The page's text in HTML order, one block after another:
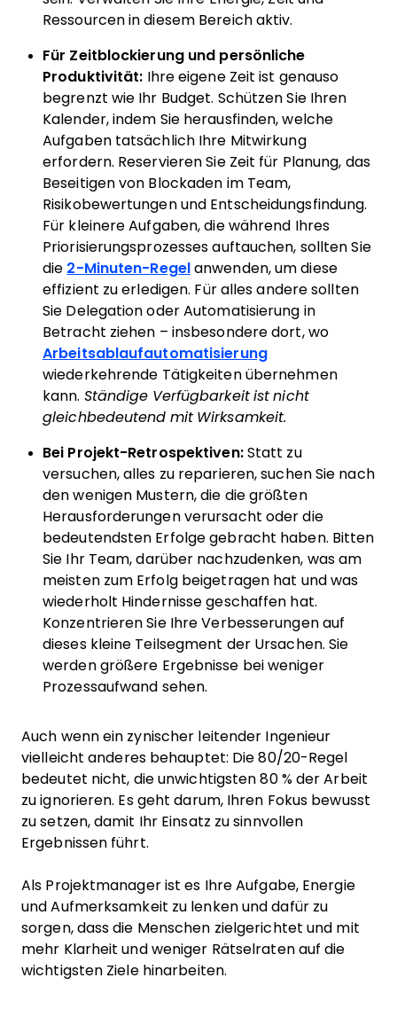
Ressourcen in diesem Bereich aktiv.
Für Zeitblockierung und persönliche
Produktivität: Ihre eigene Zeit ist genauso
begrenzt wie Ihr Budget. Schützen Sie Ihren
Kalender, indem Sie herausfinden, welche
Aufgaben tatsächlich Ihre Mitwirkung
erfordern. Reservieren Sie Zeit für Planung, das
Beseitigen von Blockaden im Team,
Risikobewertungen und Entscheidungsfindung.
Für kleinere Aufgaben, die während Ihres
Priorisierungsprozesses auftauchen, sollten Sie
die 2-Minuten-Regel anwenden, um diese
effizient zu erledigen. Für alles andere sollten
Sie Delegation oder Automatisierung in
Betracht ziehen – insbesondere dort, wo
Arbeitsablaufautomatisierung
wiederkehrende Tätigkeiten übernehmen
kann. Ständige Verfügbarkeit ist nicht
gleichbedeutend mit Wirksamkeit.
Bei Projekt-Retrospektiven: Statt zu
versuchen, alles zu reparieren, suchen Sie nach
den wenigen Mustern, die die größten
Herausforderungen verursacht oder die
bedeutendsten Erfolge gebracht haben. Bitten
Sie Ihr Team, darüber nachzudenken, was am
meisten zum Erfolg beigetragen hat und was
wiederholt Hindernisse geschaffen hat.
Konzentrieren Sie Ihre Verbesserungen auf
dieses kleine Teilsegment der Ursachen. Sie
werden größere Ergebnisse bei weniger
Prozessaufwand sehen.
Auch wenn ein zynischer leitender Ingenieur
vielleicht anderes behauptet: Die 80/20-Regel
bedeutet nicht, die unwichtigsten 80 % der Arbeit
zu ignorieren. Es geht darum, Ihren Fokus bewusst
zu setzen, damit Ihr Einsatz zu sinnvollen
Ergebnissen führt.
Als Projektmanager ist es Ihre Aufgabe, Energie
und Aufmerksamkeit zu lenken und dafür zu
sorgen, dass die Menschen zielgerichtet und mit
mehr Klarheit und weniger Rätselraten auf die
wichtigsten Ziele hinarbeiten.